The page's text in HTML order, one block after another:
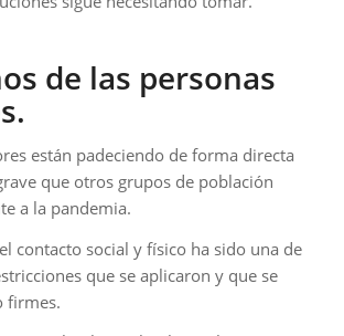
de las personas
están padeciendo de forma directa
que otros grupos de población
a la pandemia.
contacto social y físico ha sido una de
que se aplicaron y que se
firmes.